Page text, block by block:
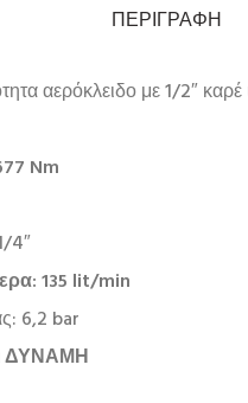
ΠΕΡΙΓΡΑΦΉ
αερόκλειδο με 1/2″
Nm
4″
135 lit/min
6,2 bar
ΔΥΝΑΜΗ